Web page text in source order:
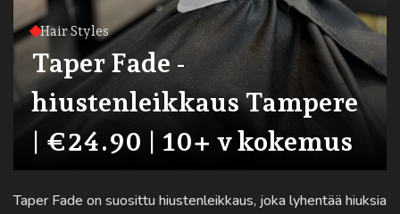
Hair Styles
Taper Fade -
hiustenleikkaus Tampere
| €24.90 | 10+ v kokemus
Taper Fade on suosittu hiustenleikkaus, joka lyhentää hiuksia